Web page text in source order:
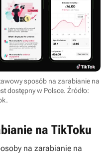
sposób na zarabianie na
dostępny w Polsce. Źródło:
na TikToku
na zarabianie na